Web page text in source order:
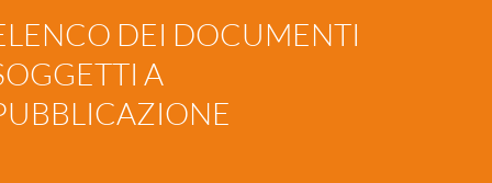
DEI DOCUMENTI
A